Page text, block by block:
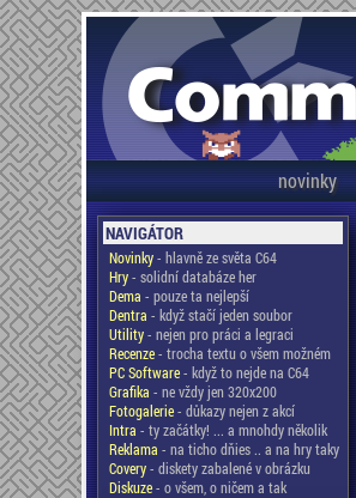
novinky
NAVIGÁTOR
Novinky- hlavně ze světa C64
Hry- solidní databáze her
Dema - pouze ta nejlepší
Dentra - když stačí jeden soubor
Utility- nejen pro práci a legraci
Recenze- trocha textu o všem možném
PC Software- když to nejde na C64
Grafika - ne vždy jen 320x200
Fotogalerie- důkazy nejen z akcí
Intra - ty začátky! ... a mnohdy několik
Reklama - na ticho dňies .. a na hry taky
Covery- diskety zabalené v obrázku
Diskuze- o všem, o ničem a tak